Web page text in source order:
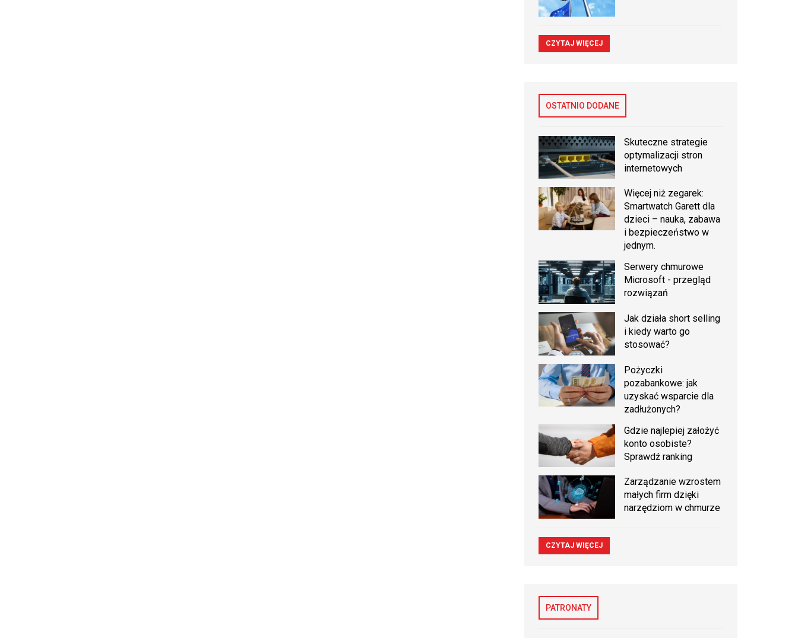
CZYTAJ WIĘCEJ
OSTATNIO DODANE
Skuteczne strategie
optymalizacji stron
internetowych
Więcej niż zegarek:
Smartwatch Garett dla
dzieci – nauka, zabawa
i bezpieczeństwo w
jednym.
Serwery chmurowe
Microsoft - przegląd
rozwiązań
Jak działa short selling
i kiedy warto go
stosować?
Pożyczki
pozabankowe: jak
uzyskać wsparcie dla
zadłużonych?
Gdzie najlepiej założyć
konto osobiste?
Sprawdź ranking
Zarządzanie wzrostem
małych firm dzięki
narzędziom w chmurze
CZYTAJ WIĘCEJ
PATRONATY